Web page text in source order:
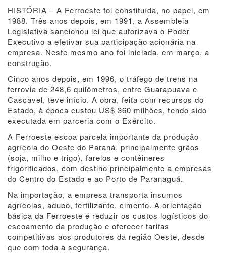
HISTÓRIA – A Ferroeste foi constituída, no papel, em
1988. Três anos depois, em 1991, a Assembleia
Legislativa sancionou lei que autorizava o Poder
Executivo a efetivar sua participação acionária na
empresa. Neste mesmo ano foi iniciada, em março, a
construção.
Cinco anos depois, em 1996, o tráfego de trens na
ferrovia de 248,6 quilômetros, entre Guarapuava e
Cascavel, teve início. A obra, feita com recursos do
Estado, à época custou US$ 360 milhões, tendo sido
executada em parceria com o Exército.
A Ferroeste escoa parcela importante da produção
agrícola do Oeste do Paraná, principalmente grãos
(soja, milho e trigo), farelos e contêineres
frigorificados, com destino principalmente a empresas
do Centro do Estado e ao Porto de Paranaguá.
Na importação, a empresa transporta insumos
agrícolas, adubo, fertilizante, cimento. A orientação
básica da Ferroeste é reduzir os custos logísticos do
escoamento da produção e oferecer tarifas
competitivas aos produtores da região Oeste, desde
que com toda a segurança.